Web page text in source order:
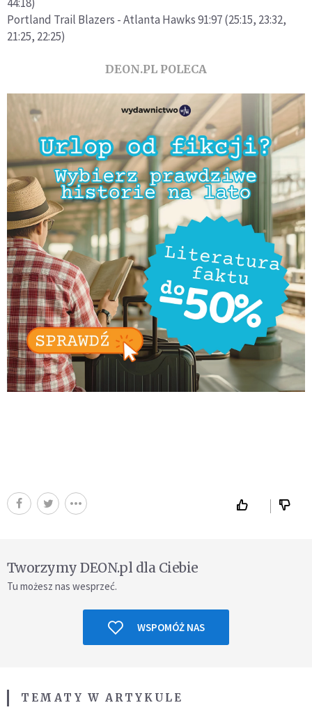
Portland Trail Blazers - Atlanta Hawks 91:97 (25:15, 23:32,
21:25, 22:25)
DEON.PL POLECA
Tworzymy DEON.pl dla Ciebie
Tu możesz nas wesprzeć.
WSPOMÓŻ NAS
TEMATY W ARTYKULE